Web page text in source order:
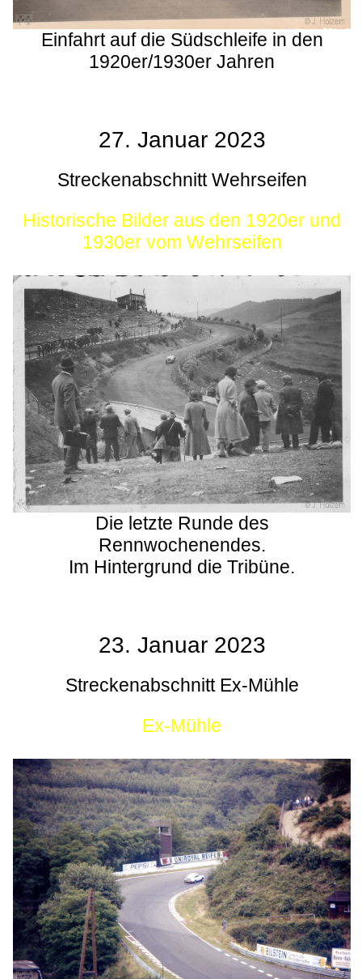
Einfahrt auf die Südschleife in den
1920er/1930er Jahren
27. Januar 2023
Streckenabschnitt Wehrseifen
Historische Bilder aus den 1920er und
1930er vom Wehrseifen
Die letzte Runde des
Rennwochenendes.
Im Hintergrund die Tribüne.
23. Januar 2023
Streckenabschnitt Ex-Mühle
Ex-Mühle